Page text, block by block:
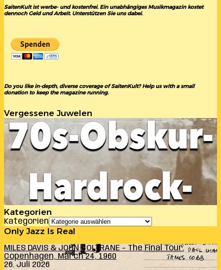
SaitenKult ist werbe- und kostenfrei. Ein unabhängiges Musikmagazin kostet
dennoch Geld und Arbeit. Unterstützen Sie uns dabei.
Do you like in-depth, diverse coverage of SaitenKult? Help us with a small
donation to keep the magazine running.
Vergessene Juwelen
Kategorien
Kategorien
Only Jazz Is Real
MILES DAVIS & JOHN COLTRANE – The Final Tour:
Copenhagen, March 24, 1960
26. Juli 2026